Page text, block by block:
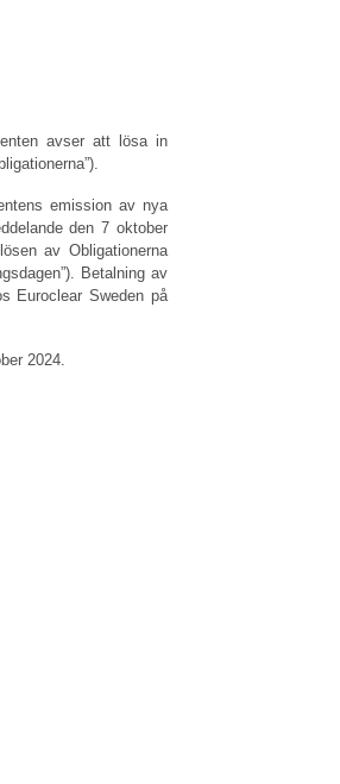
avser att lösa in
emission av nya
den 7 oktober
av Obligationerna
Betalning av
Euroclear Sweden på
2024.